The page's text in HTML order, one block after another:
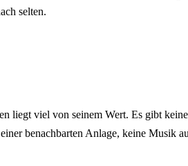
selten.
liegt viel von seinem Wert. Es gibt
benachbarten Anlage, keine Musik